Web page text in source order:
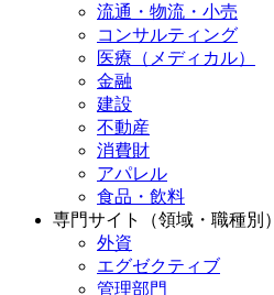
流通・物流・小売
コンサルティング
医療（メディカル）
金融
建設
不動産
消費財
アパレル
食品・飲料
専門サイト（領域・職種別）
外資
エグゼクティブ
管理部門